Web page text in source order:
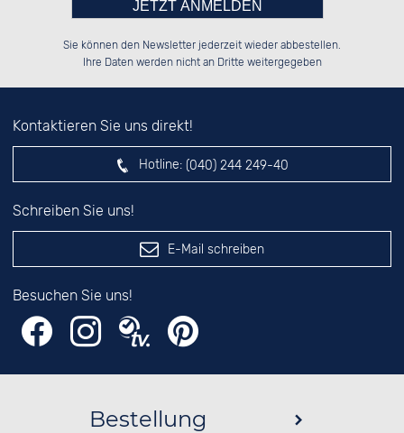
░░░░██░░██░░██░░░░░░██░░██░░██░░
░░████░░██████░░░░████░░██████░░
██░░░░░░░░░░██░░██░░░░░░░░░░██░░
Bitte tragen Sie die Zahl in
das nebenstehende Feld ein.
Sie können den Newsletter jederzeit wieder abbestellen.
Ihre Daten werden nicht an Dritte weitergegeben
Kontaktieren Sie uns direkt!
Hotline: (040) 244 249-40
Schreiben Sie uns!
E-Mail schreiben
Besuchen Sie uns!
Bestellung